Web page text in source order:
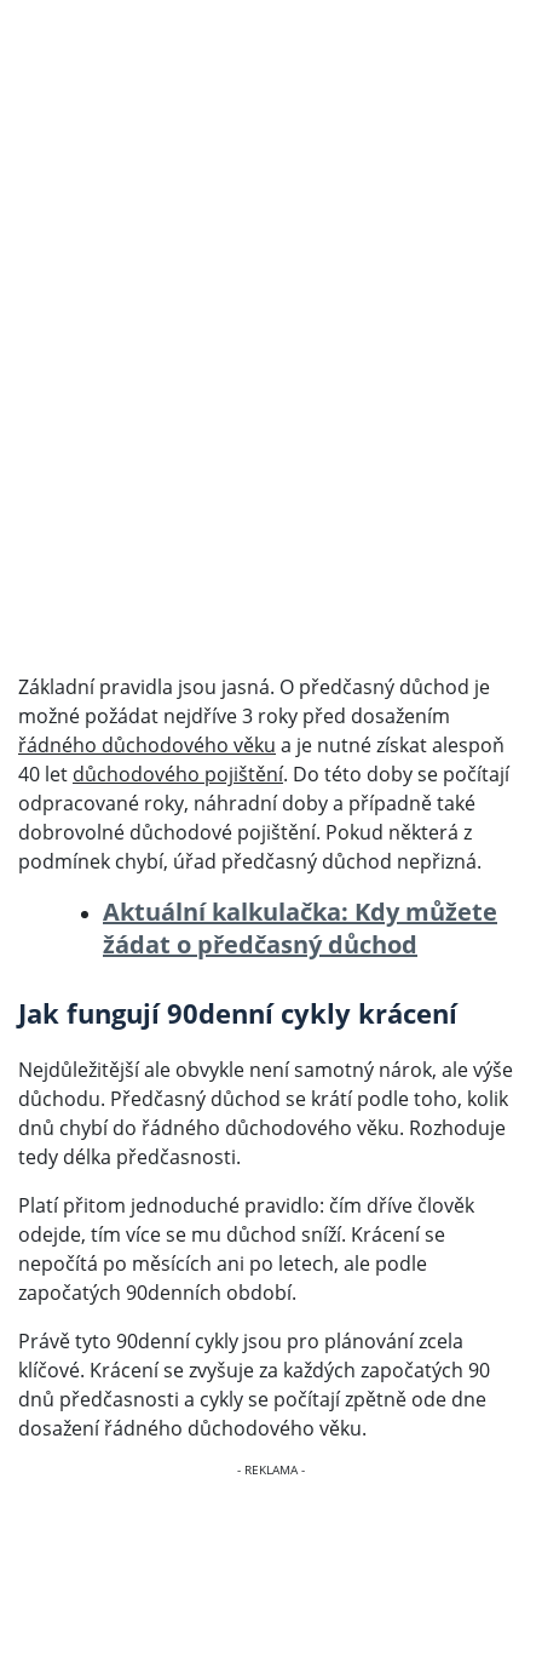
Základní pravidla jsou jasná. O předčasný důchod je
možné požádat nejdříve 3 roky před dosažením
řádného důchodového věku a je nutné získat alespoň
40 let důchodového pojištění. Do této doby se počítají
odpracované roky, náhradní doby a případně také
dobrovolné důchodové pojištění. Pokud některá z
podmínek chybí, úřad předčasný důchod nepřizná.
Aktuální kalkulačka: Kdy můžete
žádat o předčasný důchod
Jak fungují 90denní cykly krácení
Nejdůležitější ale obvykle není samotný nárok, ale výše
důchodu. Předčasný důchod se krátí podle toho, kolik
dnů chybí do řádného důchodového věku. Rozhoduje
tedy délka předčasnosti.
Platí přitom jednoduché pravidlo: čím dříve člověk
odejde, tím více se mu důchod sníží. Krácení se
nepočítá po měsících ani po letech, ale podle
započatých 90denních období.
Právě tyto 90denní cykly jsou pro plánování zcela
klíčové. Krácení se zvyšuje za každých započatých 90
dnů předčasnosti a cykly se počítají zpětně ode dne
dosažení řádného důchodového věku.